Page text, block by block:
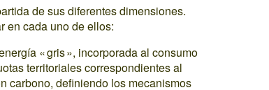
de sus diferentes dimensiones.
en cada uno de ellos:
« gris », incorporada al consumo
territoriales correspondientes al
carbono, definiendo los mecanismos